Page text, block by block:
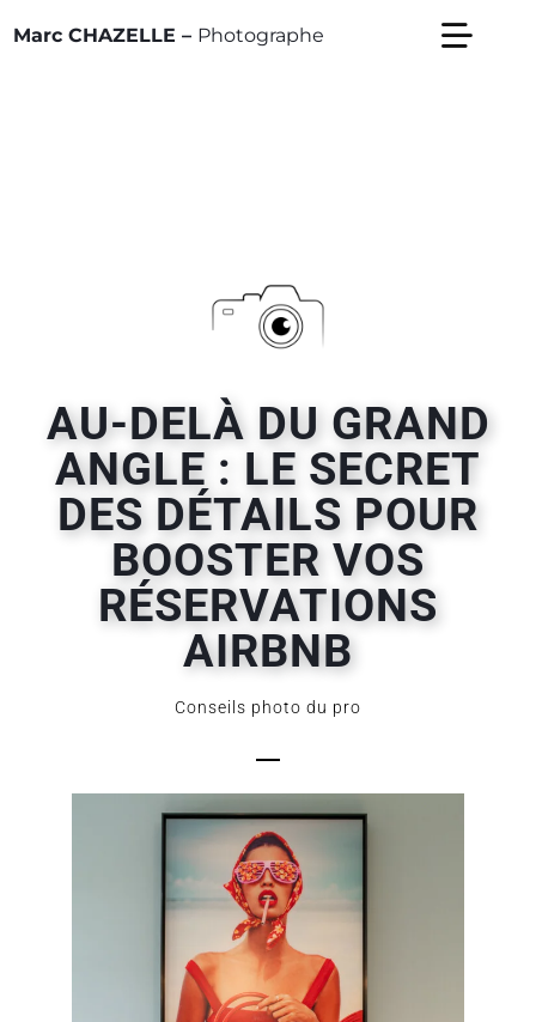
Marc CHAZELLE – Photographe
Contact
AU-DELÀ DU GRAND
ANGLE : LE SECRET
DES DÉTAILS POUR
BOOSTER VOS
RÉSERVATIONS
AIRBNB
Conseils photo du pro